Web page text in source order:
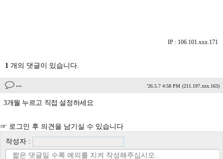
IP : 106.101.xxx.171
1 개의 댓글이 있습니다.
... '26.5.7 4:58 PM (211.197.xxx.163)
3개월 누르고 직접 설정하세요
☞ 로그인 후 의견을 남기실 수 있습니다
작성자 :